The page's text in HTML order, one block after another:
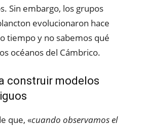
Sin embargo, los grupos
evolucionaron hace
tiempo y no sabemos qué
océanos del Cámbrico.
construir modelos
que, «cuando observamos el